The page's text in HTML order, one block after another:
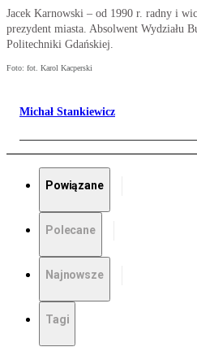
Jacek Karnowski – od 1990 r. radny i
prezydent miasta. Absolwent Wydziału
Politechniki Gdańskiej.
Foto: fot. Karol Kacperski
Michał Stankiewicz
Powiązane
Polecane
Najnowsze
Tagi